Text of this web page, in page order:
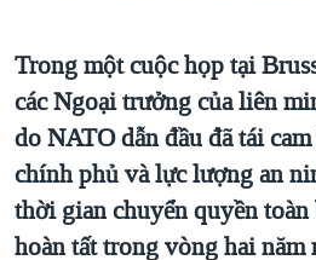
THƯỢNG ĐỈNH TRUMP-KIM TẠI
TRỊNH VĨNH BÌNH VS. CHÍNH
NGƯ DÂN VIỆT VÀ LÀN SÓNG
BÊN KIA QUỐC LỘ: TIẾNG
QUAN HỆ VIỆT MỸ
Trong một cuộc họp tại
các Ngoại trưởng của liên
do NATO dẫn đầu đã tái
chính phủ và lực lượng an
thời gian chuyển quyền
hoàn tất trong vòng hai